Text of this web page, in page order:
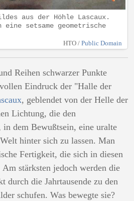
aus der Höhle Lascaux.
eine setsame geometrische
HTO / Public Domain
Reihen schwarzer Punkte
Eindruck der "Halle der
, geblendet von der Helle der
Lichtung, die den
dem Bewußtsein, eine uralte
hinter sich zu lassen. Man
Fertigkeit, die sich in diesen
stärksten jedoch werden die
durch die Jahrtausende zu den
schufen. Was bewegte sie?